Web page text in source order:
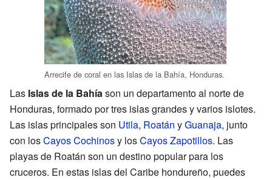
Arrecife de coral en las Islas de la Bahía, Honduras.
Las Islas de la Bahíason un departamento al norte de
Honduras, formado por tres islas grandes y varios islotes.
Las islas principales son Utila, Roatán yGuanaja, junto
con losCayos Cochinosy losCayos Zapotillos. Las
playas de Roatán son un destino popular para los
cruceros. En estas islas del Caribe hondureño, puedes